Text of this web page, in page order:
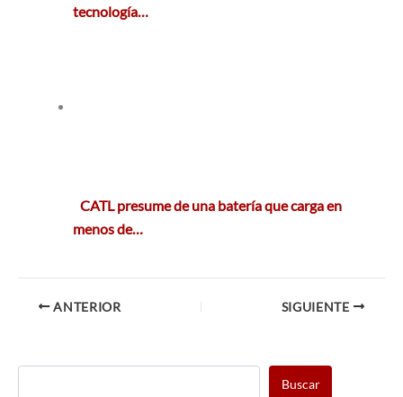
tecnología…
CATL presume de una batería que carga en
menos de…
ANTERIOR SIGUIENTE
Buscar